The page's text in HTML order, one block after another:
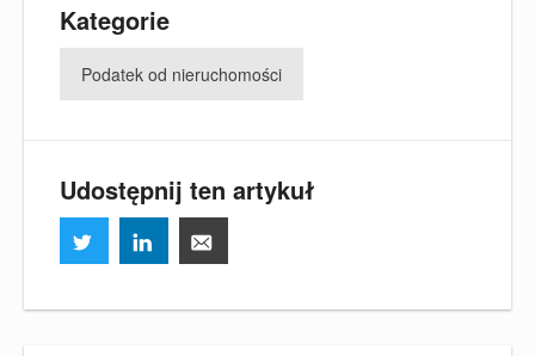
Kategorie
Podatek od nieruchomości
Udostępnij ten artykuł